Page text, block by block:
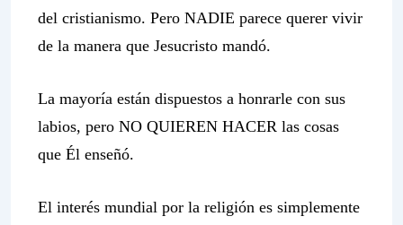
del cristianismo. Pero NADIE parece querer vivir
de la manera que Jesucristo mandó.
La mayoría están dispuestos a honrarle con sus
labios, pero NO QUIEREN HACER las cosas
que Él enseñó.
El interés mundial por la religión es simplemente